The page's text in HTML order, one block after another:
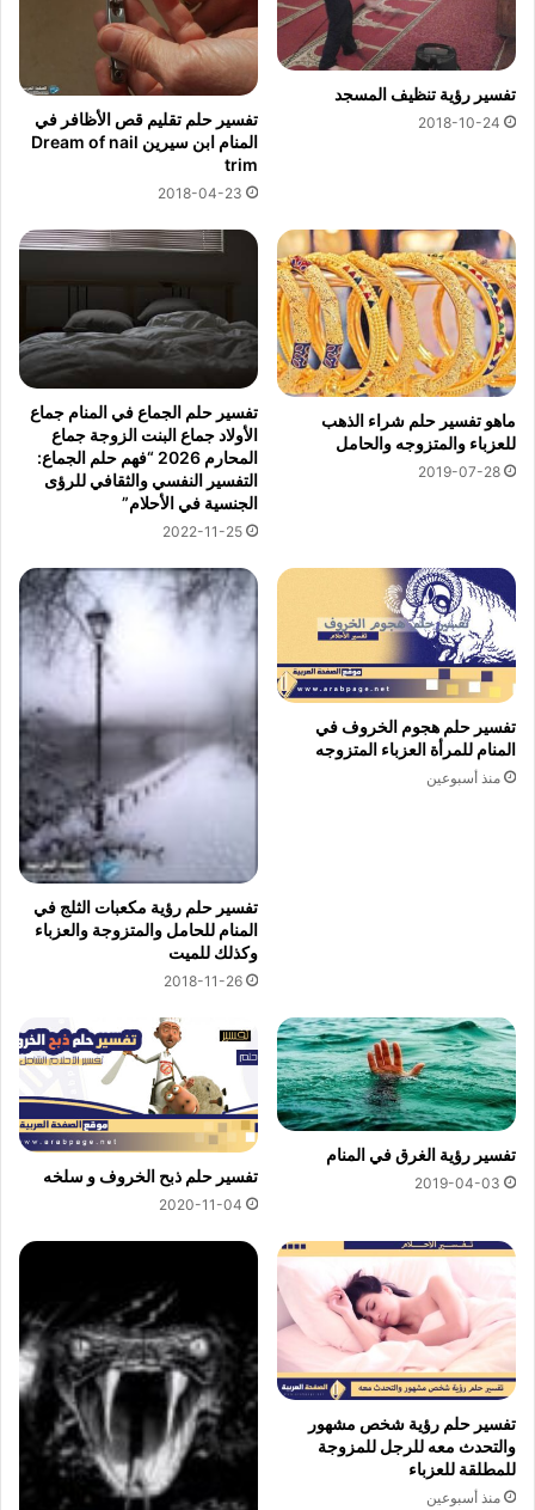
تفسير رؤية تنظيف المسجد
2018-10-24
تفسير حلم تقليم قص الأظافر في
المنام ابن سيرين Dream of nail
trim
2018-04-23
ماهو تفسير حلم شراء الذهب
للعزباء والمتزوجه والحامل
2019-07-28
تفسير حلم الجماع في المنام جماع
الأولاد جماع البنت الزوجة جماع
المحارم 2026 “فهم حلم الجماع:
التفسير النفسي والثقافي للرؤى
الجنسية في الأحلام”
2022-11-25
تفسير حلم هجوم الخروف في
المنام للمرأة العزباء المتزوجه
منذ أسبوعين
تفسير حلم رؤية مكعبات الثلج في
المنام للحامل والمتزوجة والعزباء
وكذلك للميت
2018-11-26
تفسير رؤية الغرق في المنام
2019-04-03 تفسير حلم ذبح الخروف و سلخه
2020-11-04
تفسير حلم رؤية شخص مشهور
والتحدث معه للرجل للمزوجة
للمطلقة للعزباء
منذ أسبوعين